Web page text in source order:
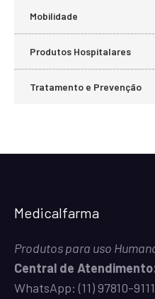
Mobilidade
Produtos Hospitalares
Tratamento e Prevenção
Medicalfarma
Produtos para uso
Central de
WhatsApp:(11) 97810-9111